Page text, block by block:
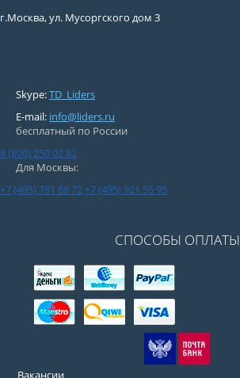
г.Москва, ул. Мусоргского дом 3
Skype:TD_Liders
E-mail: info@liders.ru
бесплатный по России
8 (800) 250 02 82
Для Москвы:
+7 (495) 781 68 72+7 (495) 921 55 95
СПОСОБЫ ОПЛАТЫ
Вакансии